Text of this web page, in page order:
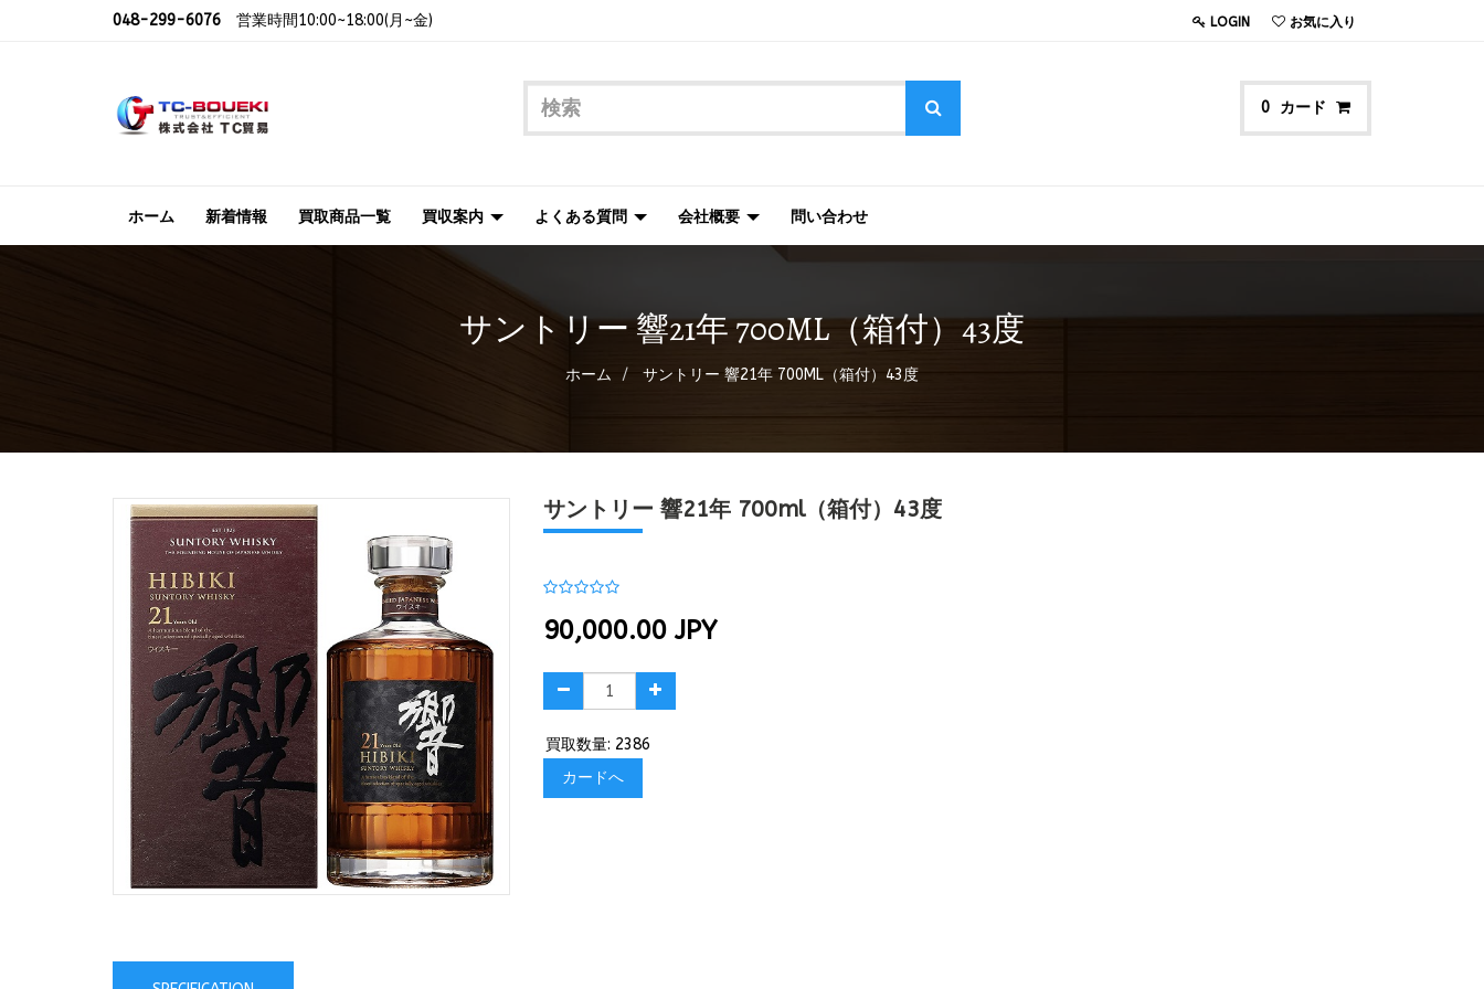
048-299-6076 営業時間10:00~18:00(月~金) LOGIN お気に入り
0 カード
ホーム 新着情報 買取商品一覧 買収案内 よくある質問 会社概要 問い合わせ
サントリー 響21年 700ML（箱付）43度
ホーム サントリー 響21年 700ML（箱付）43度
サントリー 響21年 700ml（箱付）43度
90,000.00 JPY
買取数量: 2386
カードへ